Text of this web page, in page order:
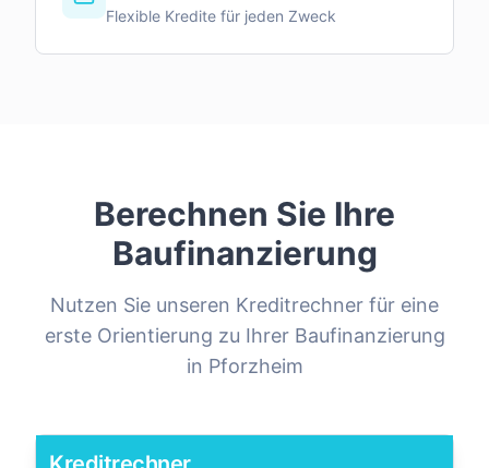
Flexible Kredite für jeden Zweck
Berechnen Sie Ihre
Baufinanzierung
Nutzen Sie unseren Kreditrechner für eine
erste Orientierung zu Ihrer Baufinanzierung
in Pforzheim